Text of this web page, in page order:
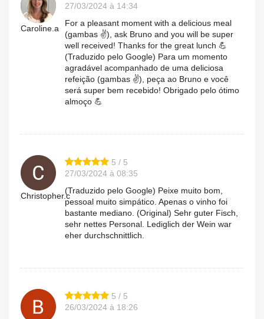
Caroline.a
27/03/2024 à 14:34
For a pleasant moment with a delicious meal
(gambas ✌️), ask Bruno and you will be super
well received! Thanks for the great lunch 💪
(Traduzido pelo Google) Para um momento
agradável acompanhado de uma deliciosa
refeição (gambas ✌️), peça ao Bruno e você
será super bem recebido! Obrigado pelo ótimo
almoço 💪
Christopher.c
5 / 5
27/03/2024 à 08:35
(Traduzido pelo Google) Peixe muito bom,
pessoal muito simpático. Apenas o vinho foi
bastante mediano. (Original) Sehr guter Fisch,
sehr nettes Personal. Lediglich der Wein war
eher durchschnittlich.
5 / 5
26/03/2024 à 18:26